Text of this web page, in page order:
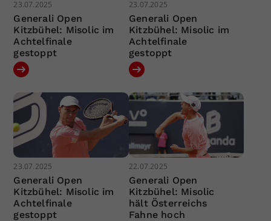
23.07.2025
Generali Open
Kitzbühel: Misolic im
Achtelfinale
gestoppt
23.07.2025
Generali Open
Kitzbühel: Misolic im
Achtelfinale
gestoppt
23.07.2025
Generali Open
Kitzbühel: Misolic im
Achtelfinale
gestoppt
22.07.2025
Generali Open
Kitzbühel: Misolic
hält Österreichs
Fahne hoch